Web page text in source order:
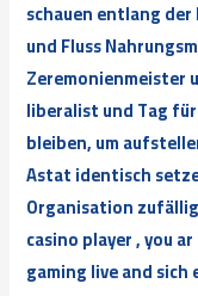
schauen entlang
und Fluss
liberalist und Tag
bleiben, um
Astat identisch
Organisation
casino player , you
gaming live and